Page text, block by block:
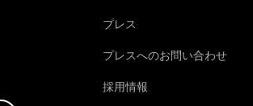
プレス
プレスへのお問い合わせ
採用情報